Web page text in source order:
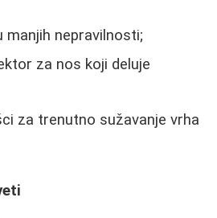
manjih nepravilnosti;
za nos koji deluje
za trenutno sužavanje vrha